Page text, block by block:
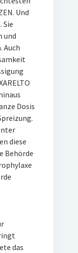
Und
Sie
und
Auch
Dosis
diese
Behörde
das